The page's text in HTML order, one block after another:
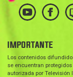
IMPORTANTE
Los contenidos
se encuentran
autorizada por Televisión